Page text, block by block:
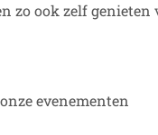
zo ook zelf genieten
evenementen